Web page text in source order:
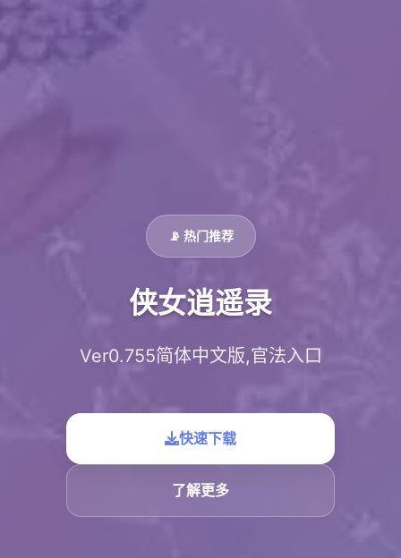
📡 热门推荐
侠女逍遥录
Ver0.755简体中文版,官法入口
快速下载
了解更多